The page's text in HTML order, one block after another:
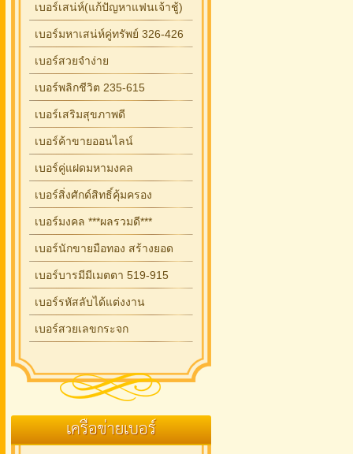
เบอร์เสน่ห์(แก้ปัญหาแฟนเจ้าชู้)
เบอร์มหาเสน่ห์คู่ทรัพย์ 326-426
เบอร์สวยจำง่าย
เบอร์พลิกชีวิต 235-615
เบอร์เสริมสุขภาพดี
เบอร์ค้าขายออนไลน์
เบอร์คู่แฝดมหามงคล
เบอร์สิ่งศักด์สิทธิ์คุ้มครอง
เบอร์มงคล ***ผลรวมดี***
เบอร์นักขายมือทอง สร้างยอด
เบอร์บารมีมีเมตตา 519-915
เบอร์รหัสลับได้แต่งงาน
เบอร์สวยเลขกระจก
เครือข่ายเบอร์